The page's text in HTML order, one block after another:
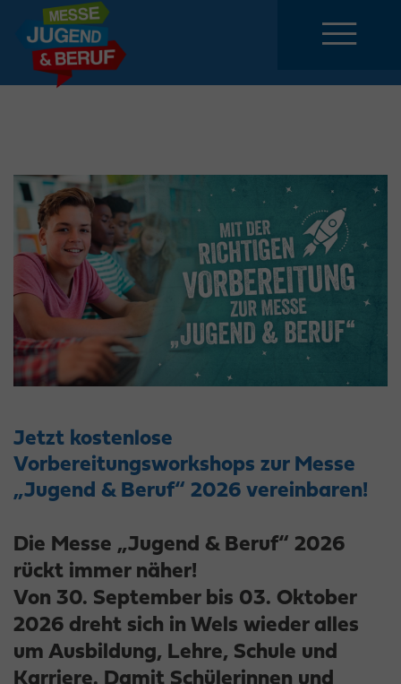
Jetzt kostenlose
Vorbereitungsworkshops zur Messe
„Jugend & Beruf“ 2026 vereinbaren!
Die Messe „Jugend & Beruf“ 2026
rückt immer näher!
Von 30. September bis 03. Oktober
2026 dreht sich in Wels wieder alles
um Ausbildung, Lehre, Schule und
Karriere. Damit Schülerinnen und